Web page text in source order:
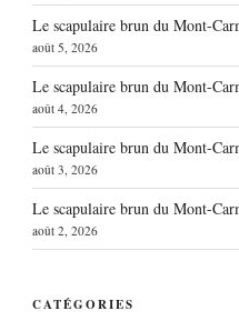
Le scapulaire brun du Mont-
août 5, 2026
Le scapulaire brun du Mont-
août 4, 2026
Le scapulaire brun du Mont-
août 3, 2026
Le scapulaire brun du Mont-
août 2, 2026
CATÉGORIES